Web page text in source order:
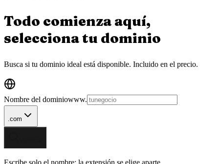
Todo comienza aquí,
selecciona tu dominio
Busca si tu dominio ideal está disponible. Incluido en el precio.
Nombre del dominiowww.
.com
Escribe solo el nombre; la extensión se elige aparte.